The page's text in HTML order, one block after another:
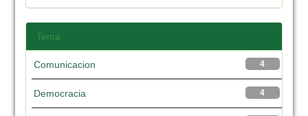
Tema
4
Comunicacion
4
Democracia